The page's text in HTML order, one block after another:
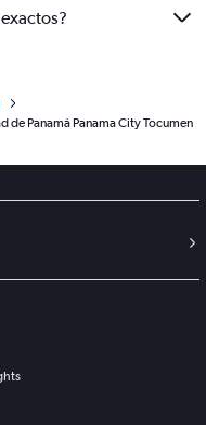
de Panamá Panama City Tocumen